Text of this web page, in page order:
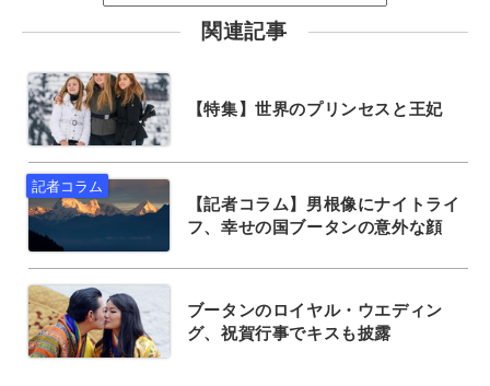
関連記事
【特集】世界のプリンセスと王妃
【記者コラム】男根像にナイトライ
フ、幸せの国ブータンの意外な顔
ブータンのロイヤル・ウエディン
グ、祝賀行事でキスも披露